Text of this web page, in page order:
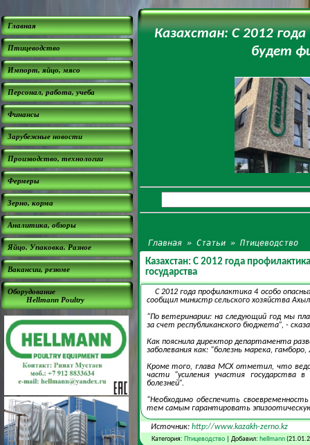
Главная
Птицеводство
Импорт, яйцо, мясо
Персонал, работа, учеба
Финансы
Зарубежные новости
Производство, технологии
Фермеры
Зерно, корма
Аналитика, обзоры
Яйцо. Упаковка. Разное
Вакансии, резюме
Оборудование
Hellmann Poultry
Казахстан: С 2012
будет
Главная »Статьи »Птицеводство
Казахстан: С 2012 года
государства
С 2012 года профилактика 4 особо
сообщил министр сельского хозяйства
“По ветеринарии: на следующий год мы
за счет республиканского бюджета”, -
Как пояснила директор департамента
заболевания как: “болезнь марека,
Кроме того, глава МСХ отметил, что
части “усиления участия государства
болезней”.
“Необходимо обеспечить
тем самым гарантировать
Источник: http://www.kazakh-zerno.kz
Категория: Птицеводство| Добавил: hellmann